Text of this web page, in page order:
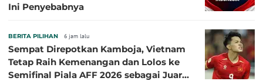
Ini Penyebabnya
BERITA PILIHAN 6 jam lalu
Sempat Direpotkan Kamboja, Vietnam
Tetap Raih Kemenangan dan Lolos ke
Semifinal Piala AFF 2026 sebagai Juara